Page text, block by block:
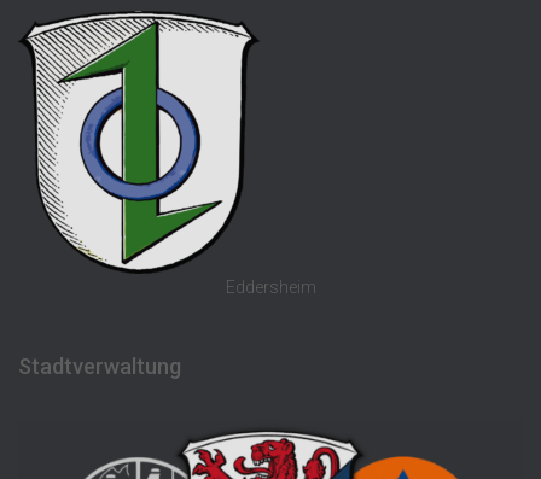
Eddersheim
Stadtverwaltung